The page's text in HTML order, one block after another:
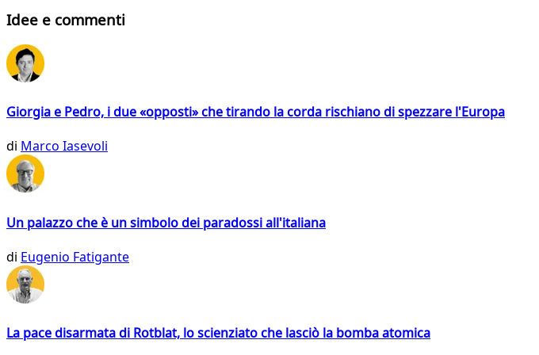
Idee e commenti
Giorgia e Pedro, i due «opposti» che tirando la corda rischiano di spezzare l'Europa
di Marco Iasevoli
Un palazzo che è un simbolo dei paradossi all'italiana
di Eugenio Fatigante
La pace disarmata di Rotblat, lo scienziato che lasciò la bomba atomica